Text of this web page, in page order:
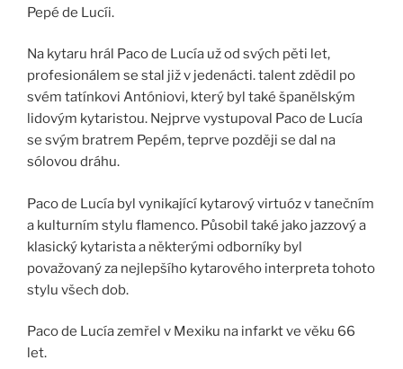
Pepé de Lucíi.
Na kytaru hrál Paco de Lucía už od svých pěti let,
profesionálem se stal již v jedenácti. talent zdědil po
svém tatínkovi Antóniovi, který byl také španělským
lidovým kytaristou. Nejprve vystupoval Paco de Lucía
se svým bratrem Pepém, teprve později se dal na
sólovou dráhu.
Paco de Lucía byl vynikající kytarový virtuóz v tanečním
a kulturním stylu flamenco. Působil také jako jazzový a
klasický kytarista a některými odborníky byl
považovaný za nejlepšího kytarového interpreta tohoto
stylu všech dob.
Paco de Lucía zemřel v Mexiku na infarkt ve věku 66
let.